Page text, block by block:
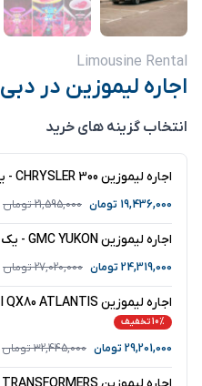
Limousine Rental
اجاره لیموزین در دبی
انتخاب گزینه های خرید
اجاره لیموزین CHRYSLER 300 - یک ساعت
19,436,000 تومان 21,595,000تومان
اجاره لیموزین GMC YUKON - یک ساعت
24,319,000 تومان 27,020,000تومان
اجاره لیموزین INFINITI QX80 ATLANTIS - یک ساعت
10% تخفیف
29,201,000 تومان 32,445,000تومان